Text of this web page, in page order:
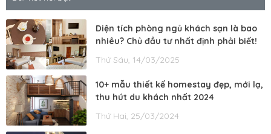
Diện tích phòng ngủ khách sạn là bao
nhiêu? Chủ đầu tư nhất định phải biết!
Thứ Sáu, 14/03/2025
10+ mẫu thiết kế homestay đẹp, mới lạ,
thu hút du khách nhất 2024
Thứ Hai, 25/03/2024